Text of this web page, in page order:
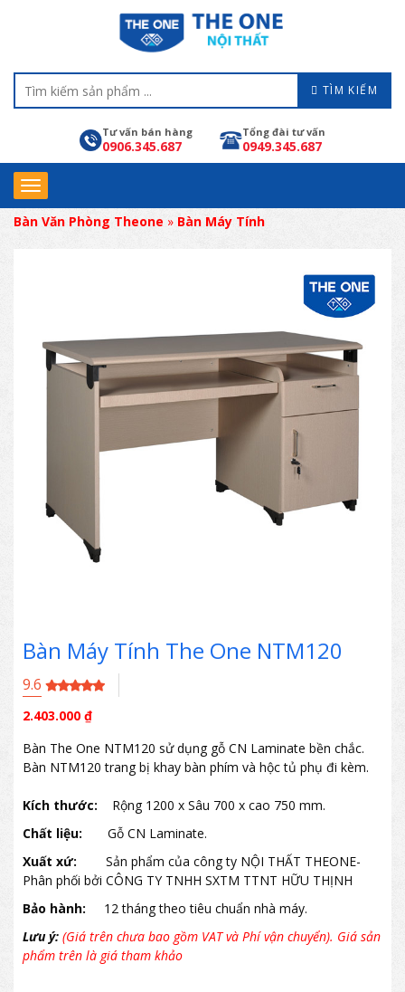
TÌM KIẾM
Tư vấn bán hàng
0906.345.687
Tổng đài tư vấn
0949.345.687
Bàn Văn Phòng Theone » Bàn Máy Tính
Bàn Máy Tính The One NTM120
9.6
2.403.000 ₫
Bàn The One NTM120 sử dụng gỗ CN Laminate bền chắc.
Bàn NTM120 trang bị khay bàn phím và hộc tủ phụ đi kèm.
Kích thước: Rộng 1200 x Sâu 700 x cao 750 mm.
Chất liệu:
Gỗ CN Laminate.
Xuất xứ:
Sản phẩm của công ty NỘI THẤT THEONE-
Phân phối bởi CÔNG TY TNHH SXTM TTNT HỮU THỊNH
Bảo hành:
12 tháng theo tiêu chuẩn nhà máy.
Lưu ý: (Giá trên chưa bao gồm VAT và Phí vận chuyển). Giá sản
phẩm trên là giá tham khảo